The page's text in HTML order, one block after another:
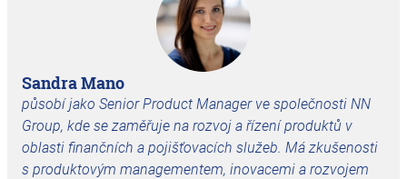
Sandra Mano
působí jako Senior Product Manager ve společnosti NN
Group, kde se zaměřuje na rozvoj a řízení produktů v
oblasti finančních a pojišťovacích služeb. Má zkušenosti
s produktovým managementem, inovacemi a rozvojem